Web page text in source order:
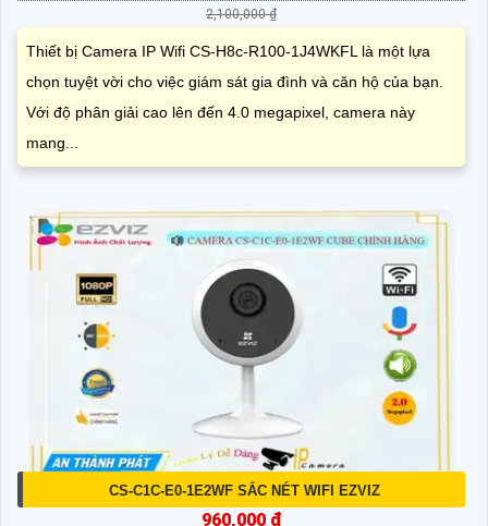
2,100,000 ₫
Thiết bị Camera IP Wifi CS-H8c-R100-1J4WKFL là một lựa
chọn tuyệt vời cho việc giám sát gia đình và căn hộ của bạn.
Với độ phân giải cao lên đến 4.0 megapixel, camera này
mang...
CS-C1C-E0-1E2WF SẮC NÉT WIFI EZVIZ
960,000 ₫